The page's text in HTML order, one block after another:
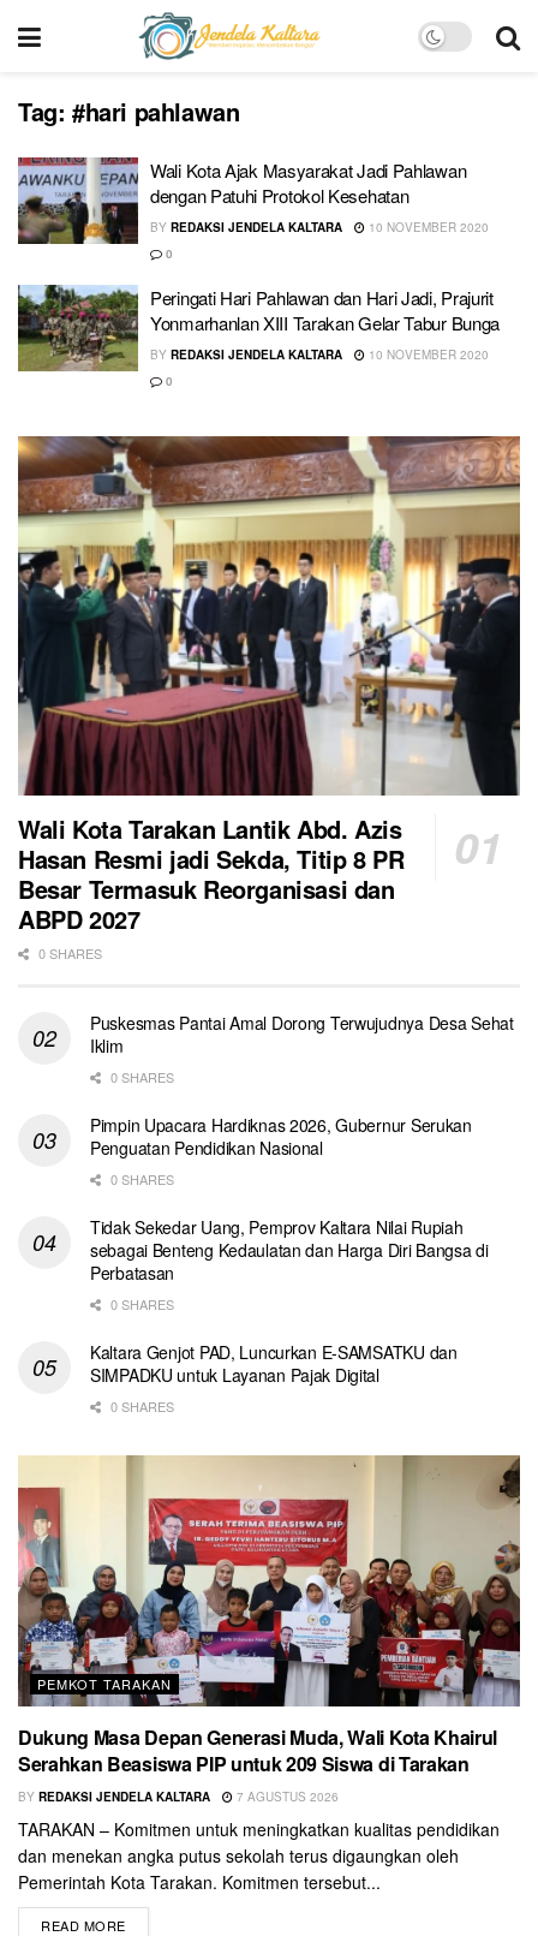
Tag: #hari pahlawan
Wali Kota Ajak Masyarakat Jadi Pahlawan
dengan Patuhi Protokol Kesehatan
BY REDAKSI JENDELA KALTARA
10 NOVEMBER 2020
0
Peringati Hari Pahlawan dan Hari Jadi, Prajurit
Yonmarhanlan XIII Tarakan Gelar Tabur Bunga
BY REDAKSI JENDELA KALTARA
10 NOVEMBER 2020
0
Wali Kota Tarakan Lantik Abd. Azis
Hasan Resmi jadi Sekda, Titip 8 PR
Besar Termasuk Reorganisasi dan
ABPD 2027
0 SHARES
Puskesmas Pantai Amal Dorong Terwujudnya Desa Sehat
Iklim
0 SHARES
Pimpin Upacara Hardiknas 2026, Gubernur Serukan
Penguatan Pendidikan Nasional
0 SHARES
Tidak Sekedar Uang, Pemprov Kaltara Nilai Rupiah
sebagai Benteng Kedaulatan dan Harga Diri Bangsa di
Perbatasan
0 SHARES
Kaltara Genjot PAD, Luncurkan E-SAMSATKU dan
SIMPADKU untuk Layanan Pajak Digital
0 SHARES
PEMKOT TARAKAN
Dukung Masa Depan Generasi Muda, Wali Kota Khairul
Serahkan Beasiswa PIP untuk 209 Siswa di Tarakan
BY REDAKSI JENDELA KALTARA 7 AGUSTUS 2026
TARAKAN – Komitmen untuk meningkatkan kualitas pendidikan
dan menekan angka putus sekolah terus digaungkan oleh
Pemerintah Kota Tarakan. Komitmen tersebut...
READ MORE